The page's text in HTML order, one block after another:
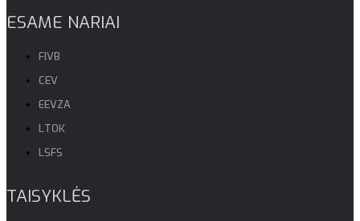
ESAME NARIAI
FIVB
CEV
EEVZA
LTOK
LSFS
TAISYKLĖS